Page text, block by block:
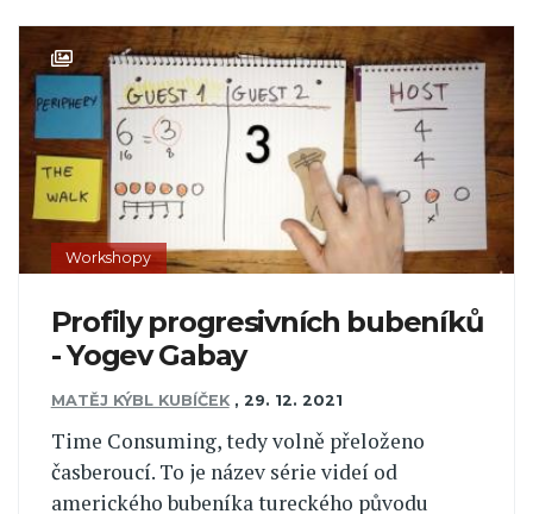
Workshopy
Profily progresivních bubeníků
- Yogev Gabay
MATĚJ KÝBL KUBÍČEK , 29. 12. 2021
Time Consuming, tedy volně přeloženo
časberoucí. To je název série videí od
amerického bubeníka tureckého původu